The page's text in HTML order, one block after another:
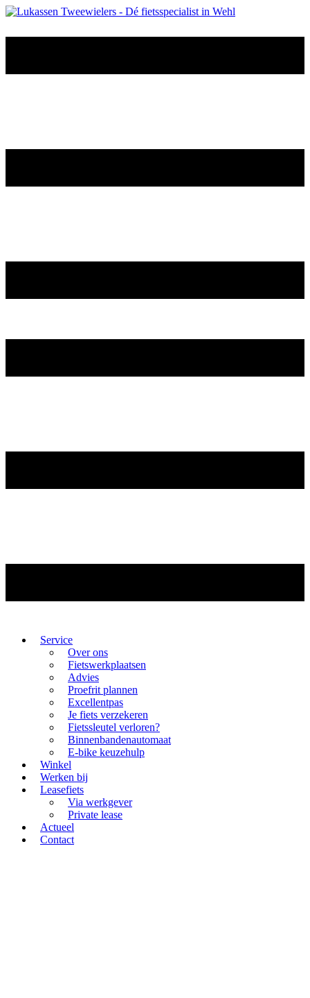
Service
Over ons
Fietswerkplaatsen
Advies
Proefrit plannen
Excellentpas
Je fiets verzekeren
Fietssleutel verloren?
Binnenbandenautomaat
E-bike keuzehulp
Winkel
Werken bij
Leasefiets
Via werkgever
Private lease
Actueel
Contact